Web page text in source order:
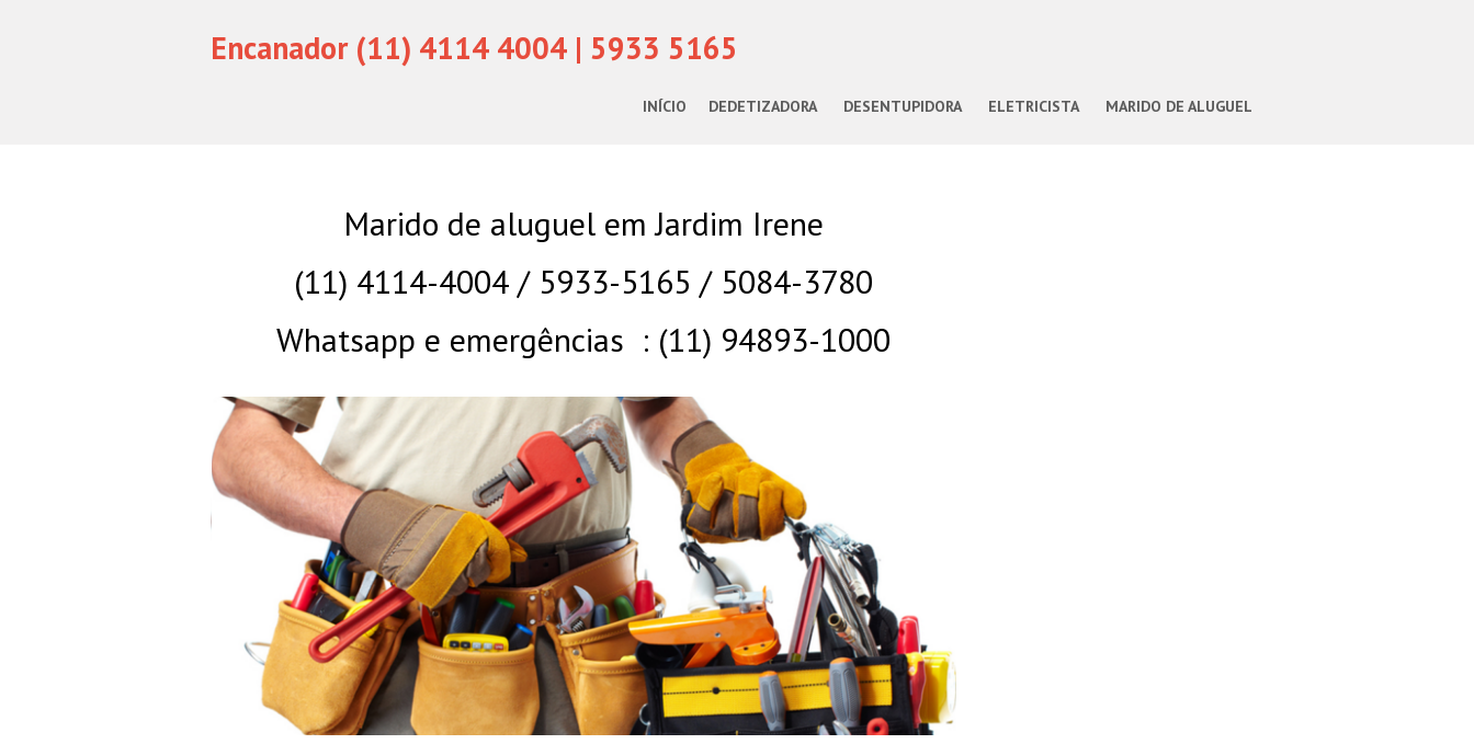
Encanador (11) 4114 4004 | 5933 5165
INÍCIO DEDETIZADORA DESENTUPIDORA ELETRICISTA MARIDO DE ALUGUEL
Marido de aluguel em Jardim Irene
(11) 4114-4004 / 5933-5165 / 5084-3780
Whatsapp e emergências : (11) 94893-1000